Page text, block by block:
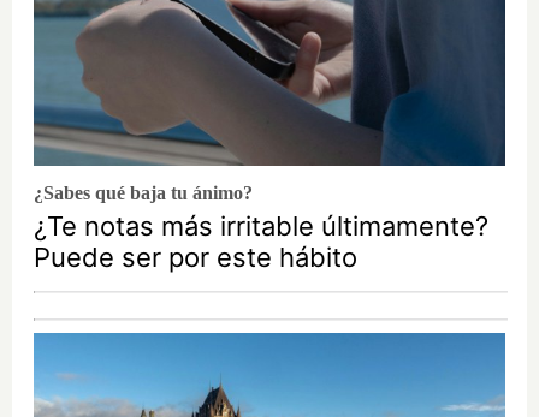
¿Sabes qué baja tu ánimo?
¿Te notas más irritable últimamente?
Puede ser por este hábito